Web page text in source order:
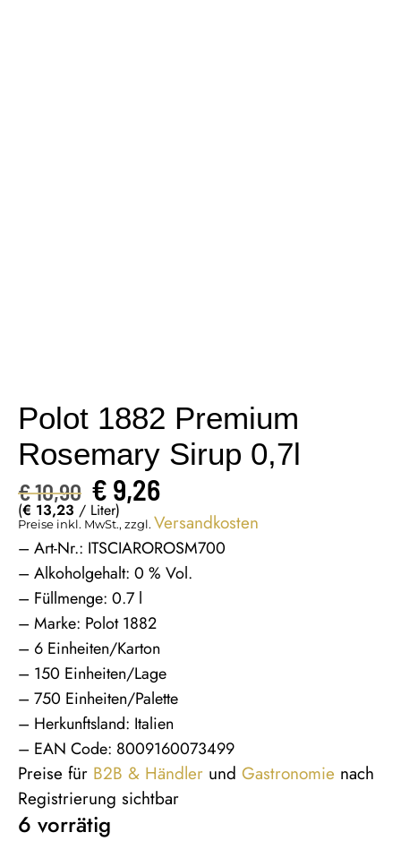
Polot 1882 Premium
Rosemary Sirup 0,7l
€10,90 € 9,26
(€ 13,23 / Liter)
Preise inkl. MwSt., zzgl. Versandkosten
– Art-Nr.: ITSCIAROROSM700
– Alkoholgehalt: 0 % Vol.
– Füllmenge: 0.7 l
– Marke: Polot 1882
– 6 Einheiten/Karton
– 150 Einheiten/Lage
– 750 Einheiten/Palette
– Herkunftsland: Italien
– EAN Code: 8009160073499
Preise für B2B & Händler und Gastronomie nach
Registrierung sichtbar
6 vorrätig